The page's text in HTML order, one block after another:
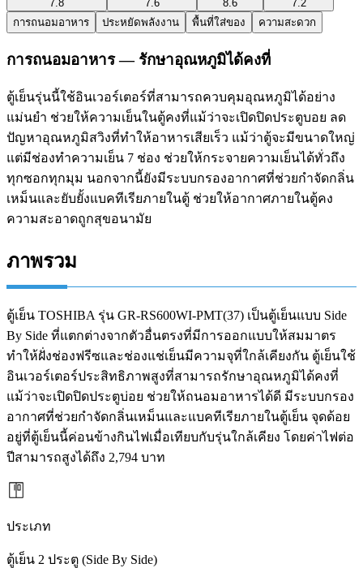
7.8
7.6
8.6
7.2
การถนอมอาหาร
ประหยัดพลังงาน พื้นที่ใส่ของ ความสะดวก
การถนอมอาหาร — รักษาอุณหภูมิได้คงที่
ตู้เย็นรุ่นนี้ใช้อินเวอร์เตอร์ที่สามารถควบคุมอุณหภูมิได้อย่าง
แม่นยำ ช่วยให้ความเย็นในตู้คงที่แม้ว่าจะเปิดปิดประตูบอย ลด
ปัญหาอุณหภูมิสวิงที่ทำให้อาหารเสียเร็ว แม้ว่าตู้จะมีขนาดใหญ่
แต่มีช่องทำความเย็น 7 ช่อง ช่วยให้กระจายความเย็นได้ทั่วถึง
ทุกซอกทุกมุม นอกจากนี้ยังมีระบบกรองอากาศที่ช่วยกำจัดกลิ่น
เหม็นและยับยั้งแบคทีเรียภายในตู้ ช่วยให้อากาศภายในตู้คง
ความสะอาดถูกสุขอนามัย
ภาพรวม
ตู้เย็น TOSHIBA รุ่น GR-RS600WI-PMT(37) เป็นตู้เย็นแบบ Side
By Side ที่แตกต่างจากตัวอื่นตรงที่มีการออกแบบให้สมมาตร
ทำให้ฝั่งช่องฟรีซและช่องแช่เย็นมีความจุที่ใกล้เคียงกัน ตู้เย็นใช้
อินเวอร์เตอร์ประสิทธิภาพสูงที่สามารถรักษาอุณหภูมิได้คงที่
แม้ว่าจะเปิดปิดประตูบ่อย ช่วยให้ถนอมอาหารได้ดี มีระบบกรอง
อากาศที่ช่วยกำจัดกลิ่นเหม็นและแบคทีเรียภายในตู้เย็น จุดด้อย
อยู่ที่ตู้เย็นนี้ค่อนข้างกินไฟเมื่อเทียบกับรุ่นใกล้เคียง โดยค่าไฟต่อ
ปีสามารถสูงได้ถึง 2,794 บาท
ประเภท
ตู้เย็น 2 ประตู (Side By Side)